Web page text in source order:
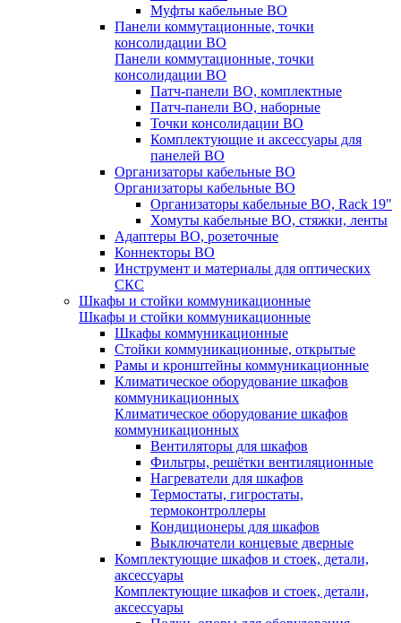
Муфты кабельные ВО
Панели коммутационные, точки
консолидации ВО
Панели коммутационные, точки
консолидации ВО
Патч-панели ВО, комплектные
Патч-панели ВО, наборные
Точки консолидации ВО
Комплектующие и аксессуары для
панелей ВО
Организаторы кабельные ВО
Организаторы кабельные ВО
Организаторы кабельные ВО, Rack 19"
Хомуты кабельные ВО, стяжки, ленты
Адаптеры ВО, розеточные
Коннекторы ВО
Инструмент и материалы для оптических
СКС
Шкафы и стойки коммуникационные
Шкафы и стойки коммуникационные
Шкафы коммуникационные
Стойки коммуникационные, открытые
Рамы и кронштейны коммуникационные
Климатическое оборудование шкафов
коммуникационных
Климатическое оборудование шкафов
коммуникационных
Вентиляторы для шкафов
Фильтры, решётки вентиляционные
Нагреватели для шкафов
Термостаты, гигростаты,
термоконтроллеры
Кондиционеры для шкафов
Выключатели концевые дверные
Комплектующие шкафов и стоек, детали,
аксессуары
Комплектующие шкафов и стоек, детали,
аксессуары